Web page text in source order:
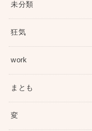
未分類
狂気
work
まとも
変